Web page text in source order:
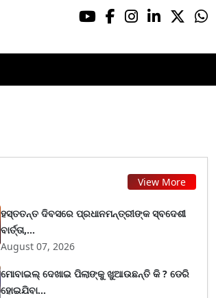
View More
ହସ୍ତତନ୍ତ ଦିବସରେ ପ୍ରଧାନମନ୍ତ୍ରୀଙ୍କ ସ୍ବଦେଶୀ
ବାର୍ତ୍ତା,...
August 07, 2026
ମୋବାଇଲ୍ ଦେଖାଇ ପିଲାଙ୍କୁ ଖୁଆଉଛନ୍ତି କି ? ଡେରି
ହୋଇଯିବା...